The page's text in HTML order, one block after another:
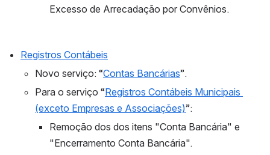
Excesso de Arrecadação por Convênios.
Registros Contábeis
Novo serviço: “Contas Bancárias”.
Para o serviço “Registros Contábeis Municipais
(exceto Empresas e Associações)”:
Remoção dos dos itens "Conta Bancária" e
"Encerramento Conta Bancária".